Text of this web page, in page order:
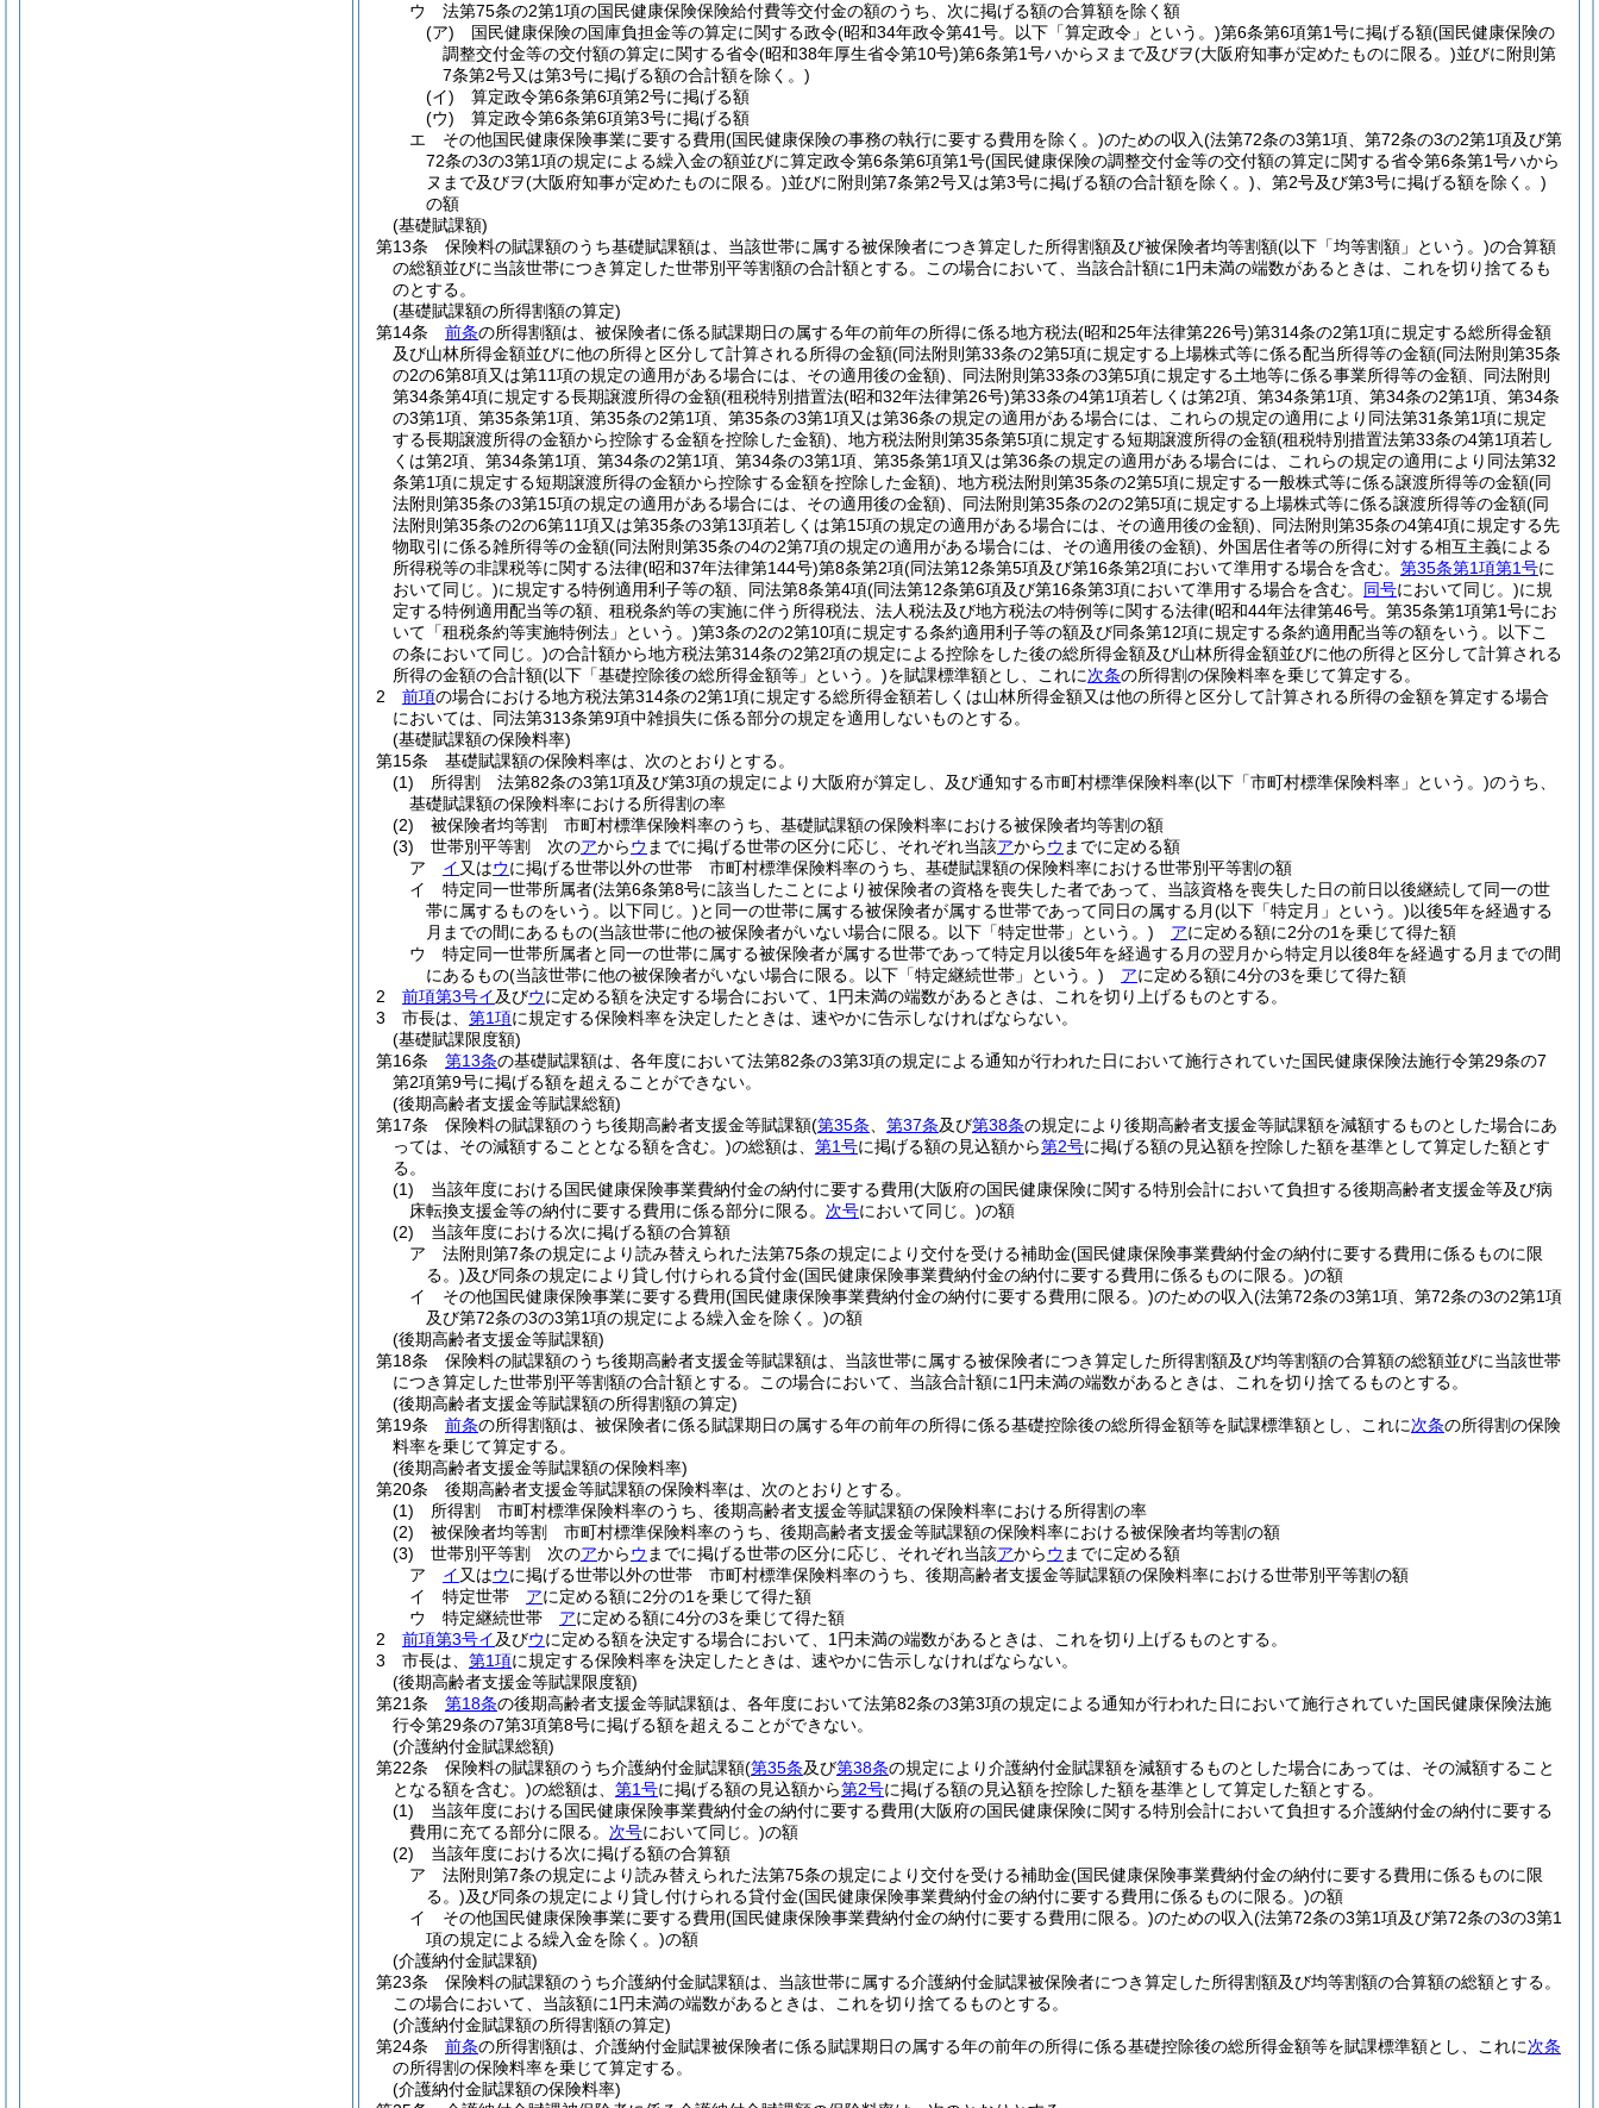
ウ
法第75条の2第1項の国民健康保険保険給付費等交付金の額のうち、次に掲げる額の合算額を除く額
(ア)
国民健康保険の国庫負担金等の算定に関する政令(昭和34年政令第41号。以下「算定政令」という。)第6条第6項第1号に掲げる額(国民健康保険の
調整交付金等の交付額の算定に関する省令(昭和38年厚生省令第10号)第6条第1号ハからヌまで及びヲ(大阪府知事が定めたものに限る。)並びに附則第
7条第2号又は第3号に掲げる額の合計額を除く。)
(イ)
算定政令第6条第6項第2号に掲げる額
(ウ)
算定政令第6条第6項第3号に掲げる額
エ
その他国民健康保険事業に要する費用(国民健康保険の事務の執行に要する費用を除く。)のための収入(法第72条の3第1項、第72条の3の2第1項及び第
72条の3の3第1項の規定による繰入金の額並びに算定政令第6条第6項第1号(国民健康保険の調整交付金等の交付額の算定に関する省令第6条第1号ハから
ヌまで及びヲ(大阪府知事が定めたものに限る。)並びに附則第7条第2号又は第3号に掲げる額の合計額を除く。) 、第2号及び第3号に掲げる額を除く。)
の額
(基礎賦課額)
第13条
保険料の賦課額のうち基礎賦課額は、当該世帯に属する被保険者につき算定した所得割額及び被保険者均等割額(以下「均等割額」という。)の合算額
の総額並びに当該世帯につき算定した世帯別平等割額の合計額とする。
この場合において、当該合計額に1円未満の端数があるときは、これを切り捨てるも
のとする。
(基礎賦課額の所得割額の算定)
第14条
前条の所得割額は、被保険者に係る賦課期日の属する年の前年の所得に係る地方税法(昭和25年法律第226号)第314条の2第1項に規定する総所得金額
及び山林所得金額並びに他の所得と区分して計算される所得の金額(同法附則第33条の2第5項に規定する上場株式等に係る配当所得等の金額(同法附則第35条
の2の6第8項又は第11項の規定の適用がある場合には、その適用後の金額) 、同法附則第33条の3第5項に規定する土地等に係る事業所得等の金額、同法附則
第34条第4項に規定する長期譲渡所得の金額(租税特別措置法(昭和32年法律第26号)第33条の4第1項若しくは第2項、第34条第1項、第34条の2第1項、第34条
の3第1項、第35条第1項、第35条の2第1項、第35条の3第1項又は第36条の規定の適用がある場合には、これらの規定の適用により同法第31条第1項に規定
する長期譲渡所得の金額から控除する金額を控除した金額) 、地方税法附則第35条第5項に規定する短期譲渡所得の金額(租税特別措置法第33条の4第1項若し
くは第2項、第34条第1項、第34条の2第1項、第34条の3第1項、第35条第1項又は第36条の規定の適用がある場合には、これらの規定の適用により同法第32
条第1項に規定する短期譲渡所得の金額から控除する金額を控除した金額) 、地方税法附則第35条の2第5項に規定する一般株式等に係る譲渡所得等の金額(同
法附則第35条の3第15項の規定の適用がある場合には、その適用後の金額) 、同法附則第35条の2の2第5項に規定する上場株式等に係る譲渡所得等の金額(同
法附則第35条の2の6第11項又は第35条の3第13項若しくは第15項の規定の適用がある場合には、その適用後の金額) 、同法附則第35条の4第4項に規定する先
物取引に係る雑所得等の金額(同法附則第35条の4の2第7項の規定の適用がある場合には、その適用後の金額) 、外国居住者等の所得に対する相互主義による
所得税等の非課税等に関する法律(昭和37年法律第144号)第8条第2項(同法第12条第5項及び第16条第2項において準用する場合を含む。 第35条第1項第1号に
おいて同じ。)に規定する特例適用利子等の額、同法第8条第4項(同法第12条第6項及び第16条第3項において準用する場合を含む。 同号において同じ。)に規
定する特例適用配当等の額、租税条約等の実施に伴う所得税法、法人税法及び地方税法の特例等に関する法律(昭和44年法律第46号。第35条第1項第1号にお
いて「租税条約等実施特例法」という。)第3条の2の2第10項に規定する条約適用利子等の額及び同条第12項に規定する条約適用配当等の額をいう。以下こ
の条において同じ。)の合計額から地方税法第314条の2第2項の規定による控除をした後の総所得金額及び山林所得金額並びに他の所得と区分して計算される
所得の金額の合計額(以下「基礎控除後の総所得金額等」という。)を賦課標準額とし、これに次条の所得割の保険料率を乗じて算定する。
2
前項の場合における地方税法第314条の2第1項に規定する総所得金額若しくは山林所得金額又は他の所得と区分して計算される所得の金額を算定する場合
においては、同法第313条第9項中雑損失に係る部分の規定を適用しないものとする。
(基礎賦課額の保険料率)
第15条
基礎賦課額の保険料率は、次のとおりとする。
(1)
所得割 法第82条の3第1項及び第3項の規定により大阪府が算定し、及び通知する市町村標準保険料率(以下「市町村標準保険料率」という。)のうち、
基礎賦課額の保険料率における所得割の率
(2)
被保険者均等割 市町村標準保険料率のうち、基礎賦課額の保険料率における被保険者均等割の額
(3)
世帯別平等割 次のアからウ までに掲げる世帯の区分に応じ、それぞれ当該アからウ までに定める額
ア
イ 又はウに掲げる世帯以外の世帯 市町村標準保険料率のうち、基礎賦課額の保険料率における世帯別平等割の額
イ
特定同一世帯所属者(法第6条第8号に該当したことにより被保険者の資格を喪失した者であって、当該資格を喪失した日の前日以後継続して同一の世
帯に属するものをいう。以下同じ。)と同一の世帯に属する被保険者が属する世帯であって同日の属する月(以下「特定月」という。)以後5年を経過する
月までの間にあるもの(当該世帯に他の被保険者がいない場合に限る。以下「特定世帯」という。) アに定める額に2分の1を乗じて得た額
ウ
特定同一世帯所属者と同一の世帯に属する被保険者が属する世帯であって特定月以後5年を経過する月の翌月から特定月以後8年を経過する月までの間
にあるもの(当該世帯に他の被保険者がいない場合に限る。以下「特定継続世帯」という。) アに定める額に4分の3を乗じて得た額
2
前項第3号イ及びウに定める額を決定する場合において、1円未満の端数があるときは、これを切り上げるものとする。
3
市長は、 第1項に規定する保険料率を決定したときは、速やかに告示しなければならない。
(基礎賦課限度額)
第16条
第13条の基礎賦課額は、各年度において法第82条の3第3項の規定による通知が行われた日において施行されていた国民健康保険法施行令第29条の7
第2項第9号に掲げる額を超えることができない。
(後期高齢者支援金等賦課総額)
第17条
保険料の賦課額のうち後期高齢者支援金等賦課額(第35条 第37条及び第38条の規定により後期高齢者支援金等賦課額を減額するものとした場合にあ
っては、その減額することとなる額を含む。)の総額は、 第1号に掲げる額の見込額から第2号に掲げる額の見込額を控除した額を基準として算定した額とす
る。
(1)
当該年度における国民健康保険事業費納付金の納付に要する費用(大阪府の国民健康保険に関する特別会計において負担する後期高齢者支援金等及び病
床転換支援金等の納付に要する費用に係る部分に限る。 次号において同じ。)の額
(2)
当該年度における次に掲げる額の合算額
ア
法附則第7条の規定により読み替えられた法第75条の規定により交付を受ける補助金(国民健康保険事業費納付金の納付に要する費用に係るものに限
る。)及び同条の規定により貸し付けられる貸付金(国民健康保険事業費納付金の納付に要する費用に係るものに限る。)の額
イ
その他国民健康保険事業に要する費用(国民健康保険事業費納付金の納付に要する費用に限る。)のための収入(法第72条の3第1項、第72条の3の2第1項
及び第72条の3の3第1項の規定による繰入金を除く。)の額
(後期高齢者支援金等賦課額)
第18条
保険料の賦課額のうち後期高齢者支援金等賦課額は、当該世帯に属する被保険者につき算定した所得割額及び均等割額の合算額の総額並びに当該世帯
につき算定した世帯別平等割額の合計額とする。
この場合において、当該合計額に1円未満の端数があるときは、これを切り捨てるものとする。
(後期高齢者支援金等賦課額の所得割額の算定)
第19条
前条の所得割額は、被保険者に係る賦課期日の属する年の前年の所得に係る基礎控除後の総所得金額等を賦課標準額とし、これに次条の所得割の保険
料率を乗じて算定する。
(後期高齢者支援金等賦課額の保険料率)
第20条
後期高齢者支援金等賦課額の保険料率は、次のとおりとする。
(1)
所得割 市町村標準保険料率のうち、後期高齢者支援金等賦課額の保険料率における所得割の率
(2)
被保険者均等割 市町村標準保険料率のうち、後期高齢者支援金等賦課額の保険料率における被保険者均等割の額
(3)
世帯別平等割 次のアからウ までに掲げる世帯の区分に応じ、それぞれ当該アからウ までに定める額
ア
イ 又はウに掲げる世帯以外の世帯 市町村標準保険料率のうち、後期高齢者支援金等賦課額の保険料率における世帯別平等割の額
イ
特定世帯 アに定める額に2分の1を乗じて得た額
ウ
特定継続世帯 アに定める額に4分の3を乗じて得た額
2
前項第3号イ及びウに定める額を決定する場合において、1円未満の端数があるときは、これを切り上げるものとする。
3
市長は、 第1項に規定する保険料率を決定したときは、速やかに告示しなければならない。
(後期高齢者支援金等賦課限度額)
第21条
第18条の後期高齢者支援金等賦課額は、各年度において法第82条の3第3項の規定による通知が行われた日において施行されていた国民健康保険法施
行令第29条の7第3項第8号に掲げる額を超えることができない。
(介護納付金賦課総額)
第22条
保険料の賦課額のうち介護納付金賦課額(第35条及び第38条の規定により介護納付金賦課額を減額するものとした場合にあっては、その減額すること
となる額を含む。)の総額は、 第1号に掲げる額の見込額から第2号に掲げる額の見込額を控除した額を基準として算定した額とする。
(1)
当該年度における国民健康保険事業費納付金の納付に要する費用(大阪府の国民健康保険に関する特別会計において負担する介護納付金の納付に要する
費用に充てる部分に限る。 次号において同じ。)の額
(2)
当該年度における次に掲げる額の合算額
ア
法附則第7条の規定により読み替えられた法第75条の規定により交付を受ける補助金(国民健康保険事業費納付金の納付に要する費用に係るものに限
る。)及び同条の規定により貸し付けられる貸付金(国民健康保険事業費納付金の納付に要する費用に係るものに限る。)の額
イ
その他国民健康保険事業に要する費用(国民健康保険事業費納付金の納付に要する費用に限る。)のための収入(法第72条の3第1項及び第72条の3の3第1
項の規定による繰入金を除く。)の額
(介護納付金賦課額)
第23条
保険料の賦課額のうち介護納付金賦課額は、当該世帯に属する介護納付金賦課被保険者につき算定した所得割額及び均等割額の合算額の総額とする。
この場合において、当該額に1円未満の端数があるときは、これを切り捨てるものとする。
(介護納付金賦課額の所得割額の算定)
第24条
前条の所得割額は、介護納付金賦課被保険者に係る賦課期日の属する年の前年の所得に係る基礎控除後の総所得金額等を賦課標準額とし、これに次条
の所得割の保険料率を乗じて算定する。
(介護納付金賦課額の保険料率)